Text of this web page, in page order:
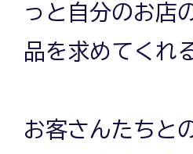
っと自分のお店
品を求めてくれ
お客さんたちと